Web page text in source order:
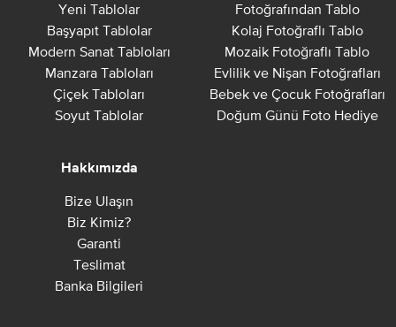
Yeni Tablolar
Başyapıt Tablolar
Modern Sanat Tabloları
Manzara Tabloları
Çiçek Tabloları
Soyut Tablolar
Fotoğrafından Tablo
Kolaj Fotoğraflı Tablo
Mozaik Fotoğraflı Tablo
Evlilik ve Nişan Fotoğrafları
Bebek ve Çocuk Fotoğrafları
Doğum Günü Foto Hediye
Hakkımızda
Bize Ulaşın
Biz Kimiz?
Garanti
Teslimat
Banka Bilgileri